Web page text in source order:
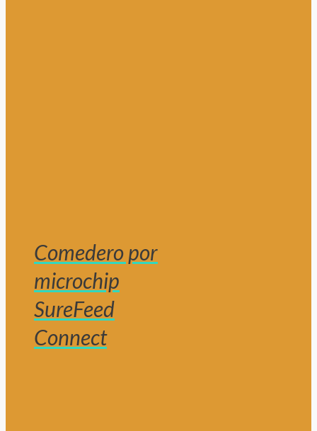
Comedero por
microchip
SureFeed
Connect